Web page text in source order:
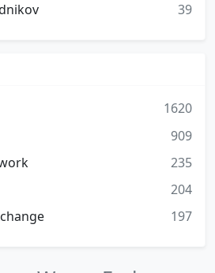
39
1620
909
235
204
197